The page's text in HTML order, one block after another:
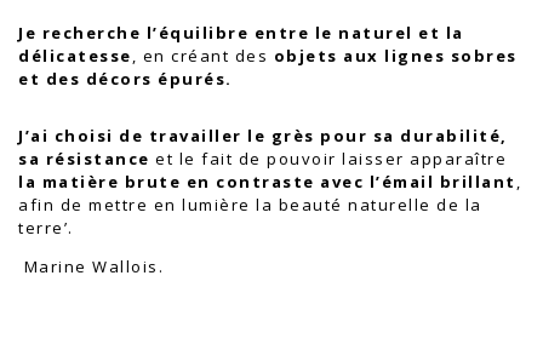
Je recherche l’équilibre entre le naturel et la
délicatesse, en créant des objets aux lignes sobres
et des décors épurés.
J’ai choisi de travailler le grès pour sa durabilité,
sa résistance et le fait de pouvoir laisser apparaître
la matière brute en contraste avec l’émail brillant ,
afin de mettre en lumière la beauté naturelle de la
terre’.
Marine Wallois.